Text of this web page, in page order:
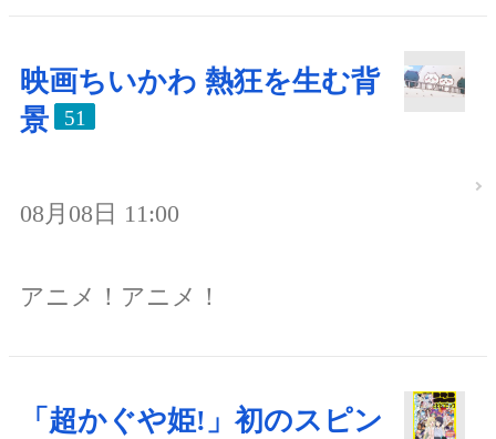
映画ちいかわ 熱狂を生む背
景
51
08月08日 11:00
アニメ！アニメ！
「超かぐや姫!」初のスピン